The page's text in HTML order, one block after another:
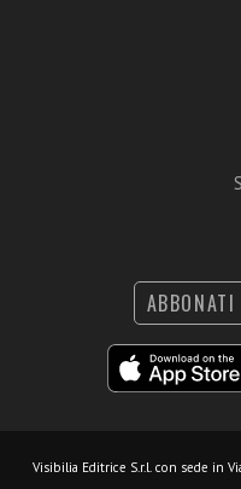
ABBONATI
Visibilia Editrice S.r.l. con sede in